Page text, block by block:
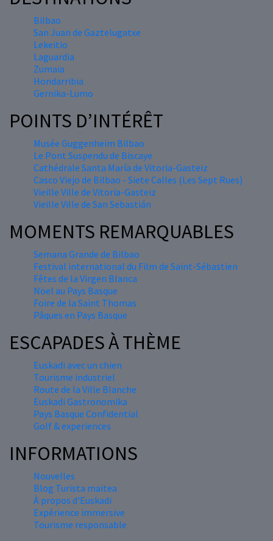
Bilbao
San Juan de Gaztelugatxe
Lekeitio
Laguardia
Zumaia
Hondarribia
Gernika-Lumo
POINTS D’INTÉRÊT
Musée Guggenheim Bilbao
Le Pont Suspendu de Biscaye
Cathédrale Santa María de Vitoria-Gasteiz
Casco Viejo de Bilbao - Siete Calles (Les Sept Rues)
Vieille Ville de Vitoria-Gasteiz
Vieille Ville de San Sebastián
MOMENTS REMARQUABLES
Semana Grande de Bilbao
Festival international du Film de Saint-Sébastien
Fêtes de la Virgen Blanca
Nöel au Pays Basque
Foire de la Saint Thomas
Pâques en Pays Basque
ESCAPADES À THÈME
Euskadi avec un chien
Tourisme industriel
Route de la Ville Blanche
Euskadi Gastronomika
Pays Basque Confidential
Golf & experiences
INFORMATIONS
Nouvelles
Blog Turista maitea
À propos d'Euskadi
Expérience immersive
Tourisme responsable